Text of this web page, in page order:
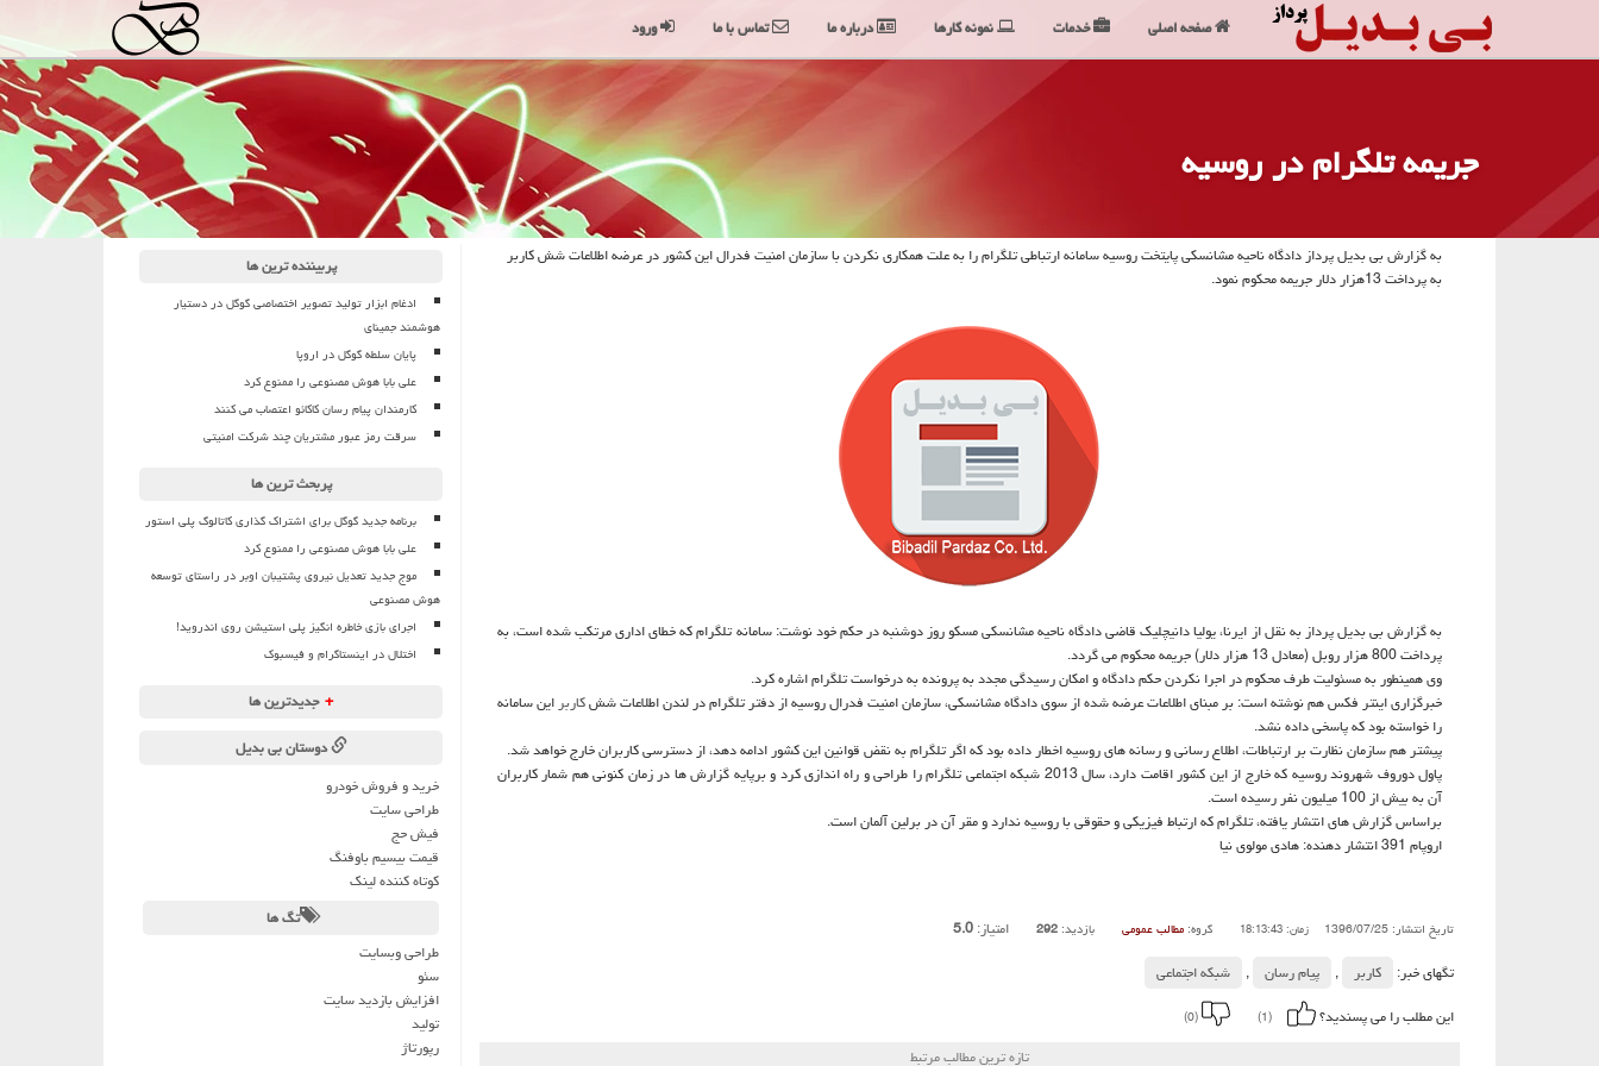
جریمه تلگرام در روسیه
به گزارش بی بدیل پرداز دادگاه ناحیه مشانسكی پایتخت روسیه سامانه ارتباطی تلگرام را به علت همكاری نكردن با سازمان امنیت فدرال این كشور در عرضه اطلاعات شش كاربر
به پرداخت 13هزار دلار جریمه محكوم نمود.
به گزارش بی بدیل پرداز به نقل از ایرنا، یولیا دانیچلیك قاضی دادگاه ناحیه مشانسكی مسكو روز دوشنبه در حكم خود نوشت: سامانه تلگرام كه خطای اداری مرتكب شده است، به
پرداخت 800 هزار روبل (معادل 13 هزار دلار) جریمه محكوم می گردد.
وی همینطور به مسئولیت طرف محكوم در اجرا نكردن حكم دادگاه و امكان رسیدگی مجدد به پرونده به درخواست تلگرام اشاره كرد.
خبرگزاری اینتر فكس هم نوشته است: بر مبنای اطلاعات عرضه شده از سوی دادگاه مشانسكی، سازمان امنیت فدرال روسیه از دفتر تلگرام در لندن اطلاعات ششكاربراین سامانه
را خواسته بود كه پاسخی داده نشد.
پیشتر هم سازمان نظارت بر ارتباطات، اطلاع رسانی و رسانه های روسیه اخطار داده بود كه اگر تلگرام به نقض قوانین این كشور ادامه دهد، از دسترسی كاربران خارج خواهد شد.
پاول دوروف شهروند روسیه كه خارج از این كشور اقامت دارد، سال 2013 شبكه اجتماعی تلگرام را طراحی و راه اندازی كرد و برپایه گزارش ها در زمان كنونی هم شمار كاربران
آن به بیش از 100 میلیون نفر رسیده است.
براساس گزارش های انتشار یافته، تلگرام كه ارتباط فیزیكی و حقوقی با روسیه ندارد و مقر آن در برلین آلمان است.
اروپام 391 انتشار دهنده: هادی مولوی نیا
تاریخ انتشار: 1396/07/25 زمان: 18:13:43 گروه: مطالب عمومی بازدید: 292 امتیاز:5.0
تگهای خبر:
كاربر , پیام رسان ,
شبكه اجتماعی
این مطلب را می پسندید؟
(1)
(0)
تازه ترین مطالب مرتبط
پربیننده ترین ها
ادغام ابزار تولید تصویر اختصاصی گوگل در دستیار
هوشمند جمینای
پایان سلطه گوگل در اروپا
علی بابا هوش مصنوعی را ممنوع کرد
کارمندان پیام رسان کاکائو اعتصاب می کنند
سرقت رمز عبور مشتریان چند شرکت امنیتی
پربحث ترین ها
برنامه جدید گوگل برای اشتراک گذاری کاتالوگ پلی استور
علی بابا هوش مصنوعی را ممنوع کرد
موج جدید تعدیل نیروی پشتیبان اوبر در راستای توسعه
هوش مصنوعی
اجرای بازی خاطره انگیز پلی استیشن روی اندروید!
اختلال در اینستاگرام و فیسبوک
+ جدیدترین ها
دوستان بی بدیل
خرید و فروش خودرو
طراحی سایت
فیش حج
قیمت بیسیم باوفنگ
کوتاه کننده لینک
تگ ها
طراحی وبسایت
سئو
افزایش بازدید سایت
تولید
رپورتاژ
صفحه اصلی خدمات نمونه کارها درباره ما تماس با ما ورود